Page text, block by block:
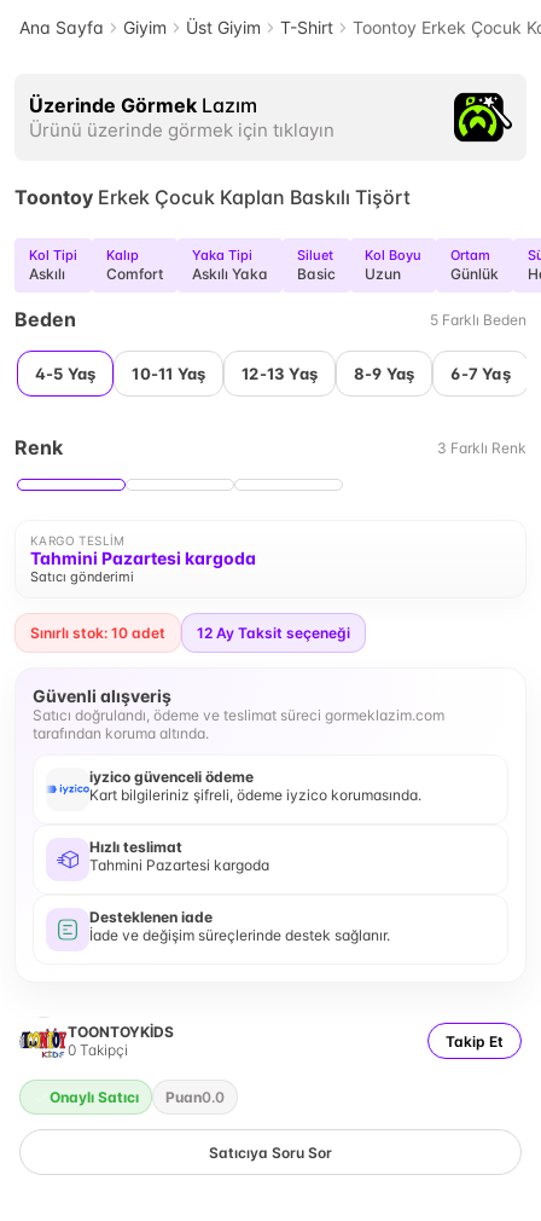
Ana Sayfa Giyim Üst Giyim T-Shirt Toontoy Erkek Çocuk
Üzerinde Görmek Lazım
Ürünü üzerinde görmek için tıklayın
Toontoy Erkek Çocuk Kaplan Baskılı Tişört
Kol Tipi
Askılı
Kalıp
Comfort
Yaka Tipi
Askılı Yaka
Siluet
Basic
Kol Boyu
Uzun
Ortam
Günlük
Beden 5 Farklı Beden
4-5 Yaş 10-11 Yaş 12-13 Yaş 8-9 Yaş 6-7 Yaş
Renk 3 Farklı Renk
KARGO TESLIM
Tahmini Pazartesi kargoda
Satıcı gönderimi
Sınırlı stok: 10 adet 12 Ay Taksit seçeneği
Güvenli alışveriş
Satıcı doğrulandı, ödeme ve teslimat süreci gormeklazim.com
tarafından koruma altında.
iyzico güvenceli ödeme
Kart bilgileriniz şifreli, ödeme iyzico korumasında.
Hızlı teslimat
Tahmini Pazartesi kargoda
Desteklenen iade
İade ve değişim süreçlerinde destek sağlanır.
TOONTOYKİDS
0 Takipçi Takip Et
Onaylı Satıcı Puan0.0
Satıcıya Soru Sor